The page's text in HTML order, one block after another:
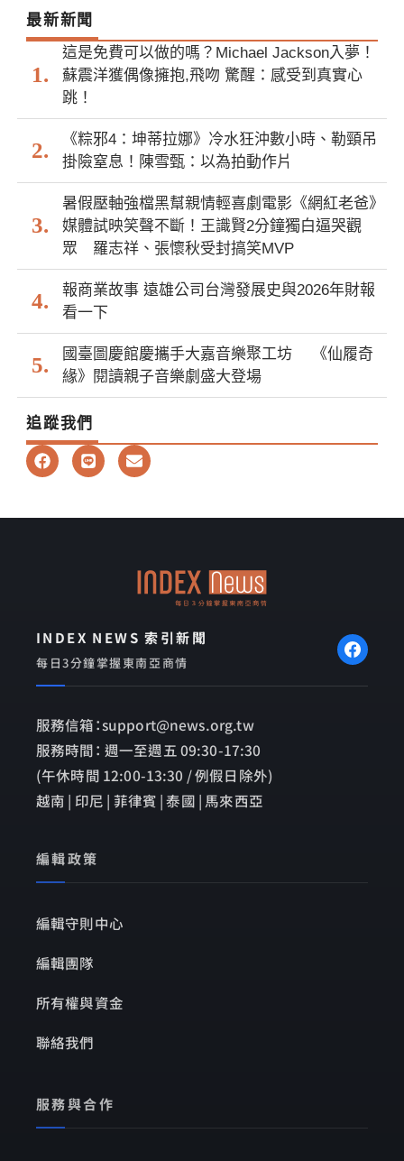
最新新聞
這是免費可以做的嗎？Michael Jackson入夢！
蘇震洋獲偶像擁抱,飛吻 驚醒：感受到真實心
跳！
《粽邪4：坤蒂拉娜》冷水狂沖數小時、勒頸吊
掛險窒息！陳雪甄：以為拍動作片
暑假壓軸強檔黑幫親情輕喜劇電影《網紅老爸》
媒體試映笑聲不斷！王識賢2分鐘獨白逼哭觀
眾 羅志祥、張懷秋受封搞笑MVP
報商業故事 遠雄公司台灣發展史與2026年財報
看一下
國臺圖慶館慶攜手大嘉音樂聚工坊 《仙履奇
緣》閱讀親子音樂劇盛大登場
追蹤我們
F
a
b
L
i
E
n
l
INDEX NEWS 索引新聞
每日3分鐘掌握東南亞商情
服務信箱：support@news.org.tw
服務時間： 週一至週五 09:30-17:30
(午休時間 12:00-13:30 / 例假日除外)
越南 | 印尼 | 菲律賓 | 泰國 | 馬來西亞
編輯政策
編輯守則中心
編輯團隊
所有權與資金
聯絡我們
服務與合作